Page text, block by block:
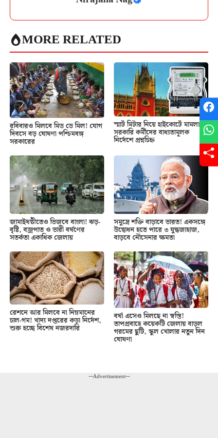
MORE RELATED
রবিবারও মিলবে মিড ডে মিল! যোগ
দিবসে বড় ঘোষণা পশ্চিমবঙ্গ
সরকারের
স্মার্ট মিটার নিয়ে হাইকোর্টে মামলা!
সরকারি কর্মীদের বাধ্যতামূলক
নির্দেশে প্রশ্নচিহ্ন
জামাইষষ্ঠীতেও ভিজবে বাংলা! ঝড়-
বৃষ্টি, বজ্রপাত ও ভারী বর্ষণের
সতর্কতা একাধিক জেলায়
সমুদ্রে শক্তি বাড়াবে ভারত! একসঙ্গে
উদ্বোধন হতে পারে ৩ যুদ্ধজাহাজ,
বাড়বে নৌসেনার ক্ষমতা
রেশনে আর মিলবে না নিম্নমানের
চাল-গম! খাদ্য দপ্তরের কড়া নির্দেশ,
শুরু হচ্ছে বিশেষ নজরদারি
বর্ষা এসেও মিলছে না স্বস্তি!
তাপপ্রবাহে কয়েকটি জেলায় বাড়ল
গরমের ছুটি, স্কুল খোলার নতুন দিন
ঘোষণা
---Advertisement---